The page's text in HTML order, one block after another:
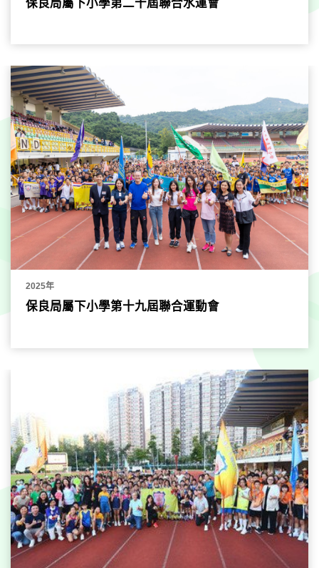
保良局屬下小學第二十屆聯合水運會
2025年
保良局屬下小學第十九屆聯合運動會